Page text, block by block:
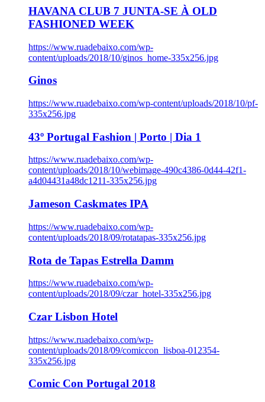
HAVANA CLUB 7 JUNTA-SE À OLD
FASHIONED WEEK
https://www.ruadebaixo.com/wp-
content/uploads/2018/10/ginos_home-335x256.jpg
Ginos
https://www.ruadebaixo.com/wp-content/uploads/2018/10/pf-
335x256.jpg
43º Portugal Fashion | Porto | Dia 1
https://www.ruadebaixo.com/wp-
content/uploads/2018/10/webimage-490c4386-0d44-42f1-
a4d04431a48dc1211-335x256.jpg
Jameson Caskmates IPA
https://www.ruadebaixo.com/wp-
content/uploads/2018/09/rotatapas-335x256.jpg
Rota de Tapas Estrella Damm
https://www.ruadebaixo.com/wp-
content/uploads/2018/09/czar_hotel-335x256.jpg
Czar Lisbon Hotel
https://www.ruadebaixo.com/wp-
content/uploads/2018/09/comiccon_lisboa-012354-
335x256.jpg
Comic Con Portugal 2018